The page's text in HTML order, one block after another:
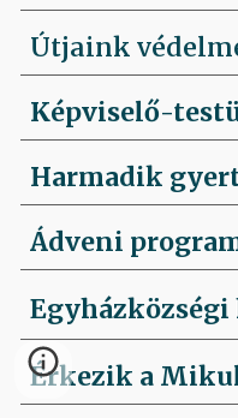
Útjaink
Képviselő-
Harmadik
Ádveni
Érkezik a